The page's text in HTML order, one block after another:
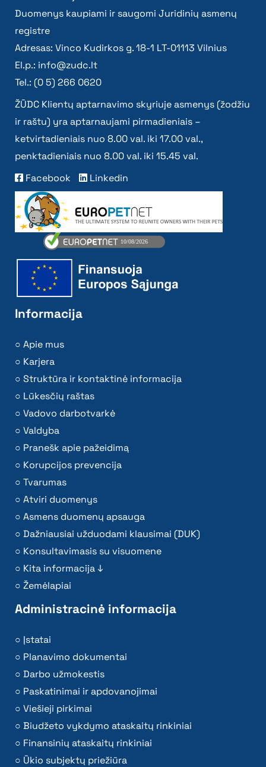
Duomenys kaupiami ir saugomi Juridinių asmenų
registre
Adresas: Vinco Kudirkos g. 18-1 LT-01113 Vilnius
El.p.: info@zudc.lt
Tel.: (0 5) 266 0620
ŽŪDC Klientų aptarnavimo skyriuje asmenys (žodžiu
ir raštu) yra aptarnaujami pirmadieniais –
ketvirtadieniais nuo 8.00 val. iki 17.00 val.,
penktadieniais nuo 8.00 val. iki 15.45 val.
Facebook
Linkedin
Informacija
Apie mus
Karjera
Struktūra ir kontaktinė informacija
Lūkesčių raštas
Vadovo darbotvarkė
Valdyba
Pranešk apie pažeidimą
Korupcijos prevencija
Tvarumas
Atviri duomenys
Asmens duomenų apsauga
Dažniausiai užduodami klausimai (DUK)
Konsultavimasis su visuomene
Kita informacija ↓
Žemėlapiai
Administracinė informacija
Įstatai
Planavimo dokumentai
Darbo užmokestis
Paskatinimai ir apdovanojimai
Viešieji pirkimai
Biudžeto vykdymo ataskaitų rinkiniai
Finansinių ataskaitų rinkiniai
Ūkio subjektų priežiūra